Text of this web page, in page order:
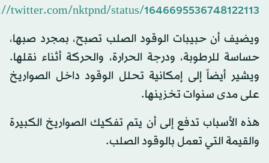
twitter.com/nktpnd/status/1646695536748122113
ويضيف أن حبيبات الوقود الصلب تصبح، بمجرد صبها،
حساسة للرطوبة، ودرجة الحرارة، والحركة أثناء نقلها.
ويشير أيضاً إلى إمكانية تحلل الوقود داخل الصواريخ
على مدى سنوات تخزينها.
هذه الأسباب تدفع إلى أن يتم تفكيك الصواريخ الكبيرة
والقيمة التي تعمل بالوقود الصلب.